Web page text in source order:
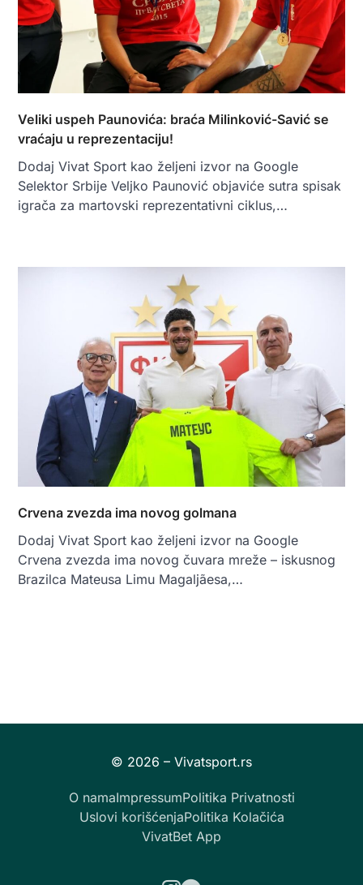
Veliki uspeh Paunovića: braća Milinković-Savić se
vraćaju u reprezentaciju!
Dodaj Vivat Sport kao željeni izvor na Google
Selektor Srbije Veljko Paunović objaviće sutra spisak
igrača za martovski reprezentativni ciklus,…
Crvena zvezda ima novog golmana
Dodaj Vivat Sport kao željeni izvor na Google
Crvena zvezda ima novog čuvara mreže – iskusnog
Brazilca Mateusa Limu Magaljãesa,…
O namaImpressumPolitika Privatnosti
Uslovi korišćenjaPolitika Kolačića
VivatBet App